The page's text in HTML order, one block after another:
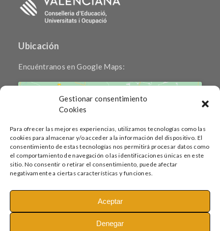
Gestionar consentimiento
Cookies
Para ofrecer las mejores experiencias, utilizamos tecnologías como las
cookies para almacenar y/o acceder a la información del dispositivo. El
consentimiento de estas tecnologías nos permitirá procesar datos como
el comportamiento de navegación o las identificaciones únicas en este
sitio. No consentir o retirar el consentimiento, puede afectar
negativamente a ciertas características y funciones.
Aceptar
Denegar
Ubicación
Encuéntranos en Google Maps:
Haz clic para aceptar cookies de marketing
y permitir este contenido